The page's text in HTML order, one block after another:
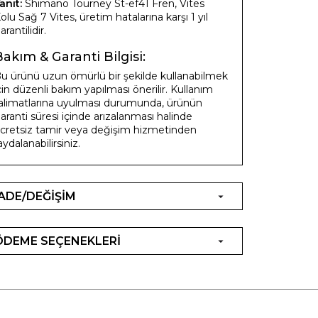
Shimano Tourney St-ef41 Fren, Vites
Sağ 7 Vites, üretim hatalarına karşı 1 yıl
& Garanti Bilgisi:
ürünü uzun ömürlü bir şekilde kullanabilmek
düzenli bakım yapılması önerilir. Kullanım
uyulması durumunda, ürünün
süresi içinde arızalanması halinde
tamir veya değişim hizmetinden
DEĞİŞİM
SEÇENEKLERİ